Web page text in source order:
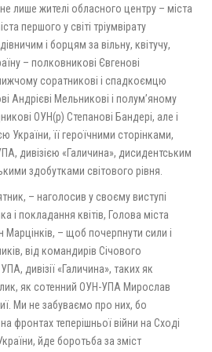
лише жителі обласного центру – міста
першого у світі тріумвірату
і борцям за вільну, квітучу,
– полковникові Євгенові
соратникові і спадкоємцю
Андрієві Мельникові і полум’яному
ОУН(р) Степанові Бандері, але і
України, її героїчними сторінками,
дивізією «Галичина», дисидентським
здобутками світового рівня.
– наголосив у своєму виступі
і покладання квітів, Голова міста
Марцінків, – щоб почерпнути сили і
від командирів Січового
дивізії «Галичина», таких як
як сотенний ОУН-УПА Мирослав
Ми не забуваємо про них, бо
фронтах теперішньої війни на Сході
йде боротьба за зміст